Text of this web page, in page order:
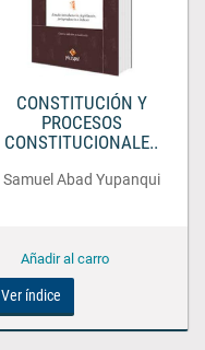
CONSTITUCIÓN Y
PROCESOS
CONSTITUCIONALE..
Samuel Abad Yupanqui
Ver índice